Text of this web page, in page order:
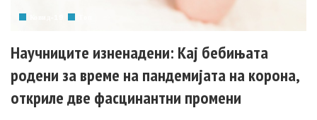
Научниците изненадени: Кај бебињата
родени за време на пандемијата на корона,
откриле две фасцинантни промени